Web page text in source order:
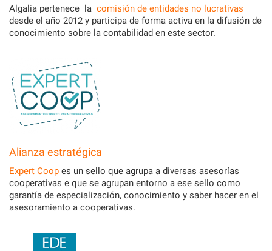
Algalia pertenece la comisión de entidades no lucrativas
desde el año 2012 y participa de forma activa en la difusión de
conocimiento sobre la contabilidad en este sector.
Alianza estratégica
Expert Coop es un sello que agrupa a diversas asesorías
cooperativas e que se agrupan entorno a ese sello como
garantía de especialización, conocimiento y saber hacer en el
asesoramiento a cooperativas.